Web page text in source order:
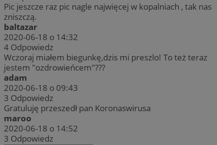
Pic jeszcze raz pic nagle najwięcej w kopalniach , tak nas
zniszczą.
baltazar
2020-06-18 o 14:32
4 Odpowiedz
Wczoraj miałem biegunkę,dzis mi preszlo! To też teraz
jestem "ozdrowieńcem"???
adam
2020-06-18 o 09:43
3 Odpowiedz
Gratuluję przeszedł pan Koronaswirusa
maroo
2020-06-18 o 14:52
3 Odpowiedz